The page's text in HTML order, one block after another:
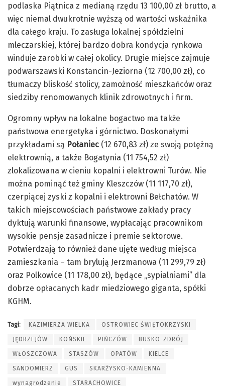
podlaska Piątnica z medianą rzędu 13 100,00 zł brutto, a
więc niemal dwukrotnie wyższą od wartości wskaźnika
dla całego kraju. To zasługa lokalnej spółdzielni
mleczarskiej, której bardzo dobra kondycja rynkowa
winduje zarobki w całej okolicy. Drugie miejsce zajmuje
podwarszawski Konstancin-Jeziorna (12 700,00 zł), co
tłumaczy bliskość stolicy, zamożność mieszkańców oraz
siedziby renomowanych klinik zdrowotnych i firm.
Ogromny wpływ na lokalne bogactwo ma także
państwowa energetyka i górnictwo. Doskonałymi
przykładami są Połaniec (12 670,83 zł) ze swoją potężną
elektrownią, a także Bogatynia (11 754,52 zł)
zlokalizowana w cieniu kopalni i elektrowni Turów. Nie
można pominąć też gminy Kleszczów (11 117,70 zł),
czerpiącej zyski z kopalni i elektrowni Bełchatów. W
takich miejscowościach państwowe zakłady pracy
dyktują warunki finansowe, wypłacając pracownikom
wysokie pensje zasadnicze i premie sektorowe.
Potwierdzają to również dane ujęte według miejsca
zamieszkania – tam brylują Jerzmanowa (11 299,79 zł)
oraz Polkowice (11 178,00 zł), będące „sypialniami” dla
dobrze opłacanych kadr miedziowego giganta, spółki
KGHM.
Tagi: KAZIMIERZA WIELKA OSTROWIEC ŚWIĘTOKRZYSKI
JĘDRZEJÓW KOŃSKIE PIŃCZÓW BUSKO-ZDRÓJ
WŁOSZCZOWA STASZÓW OPATÓW KIELCE
SANDOMIERZ GUS SKARŻYSKO-KAMIENNA
wynagrodzenie STARACHOWICE